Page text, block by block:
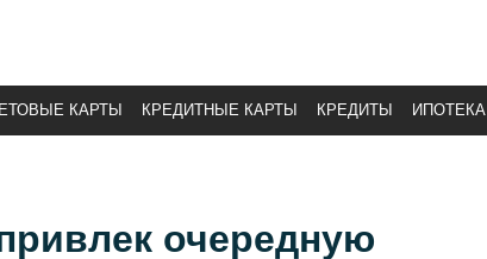
КАРТЫ КРЕДИТНЫЕ КАРТЫ КРЕДИТЫ ИПОТЕКА
очередную